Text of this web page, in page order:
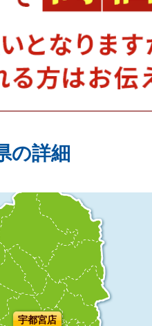
の詳細
宇都宮店